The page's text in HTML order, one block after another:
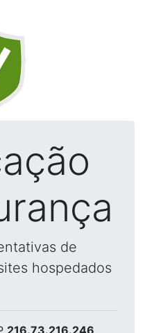
de
hospedados
216.73.216.246,